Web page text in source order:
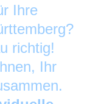
Ihre
richtig!
Ihr